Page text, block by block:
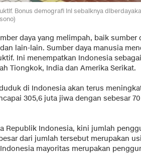
Bonus demografi ini sebaiknya
daya yang melimpah, baik sumber
lain-lain. Sumber daya manusia
Ini menempatkan Indonesia
Tiongkok, India dan Amerika Serikat.
di Indonesia akan terus
305,6 juta jiwa dengan sebesar
Republik Indonesia, kini jumlah
dari jumlah tersebut merupakan
mayoritas merupakan